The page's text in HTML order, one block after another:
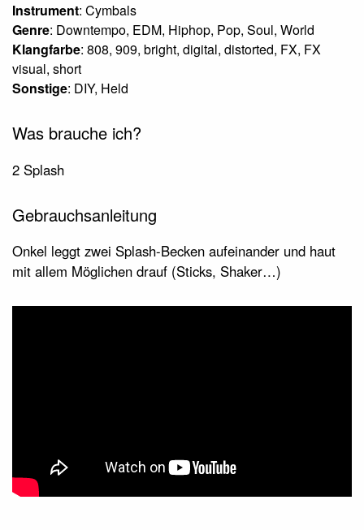
Instrument: Cymbals
Genre: Downtempo, EDM, Hiphop, Pop, Soul, World
Klangfarbe: 808, 909, bright, digital, distorted, FX, FX
visual, short
Sonstige: DIY, Held
Was brauche ich?
2 Splash
Gebrauchsanleitung
Onkel leggt zwei Splash-Becken aufeinander und haut
mit allem Möglichen drauf (Sticks, Shaker…)